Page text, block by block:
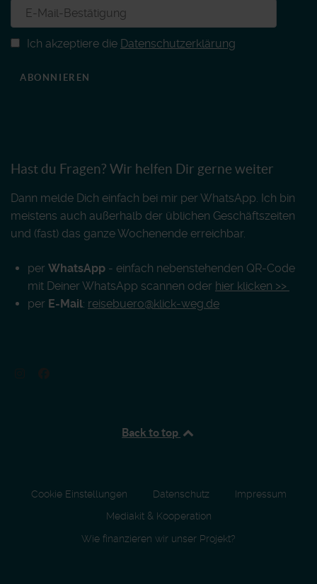
Ich akzeptiere die Datenschutzerklärung
ABONNIEREN
Hast du Fragen? Wir helfen Dir gerne weiter
Dann melde Dich einfach bei mir per WhatsApp. Ich bin
meistens auch außerhalb der üblichen Geschäftszeiten
und (fast) das ganze Wochenende erreichbar.
per WhatsApp - einfach nebenstehenden QR-Code
mit Deiner WhatsApp scannen oder hier klicken >>
per E-Mail: reisebuero@klick-weg.de
Back to top
Cookie Einstellungen Datenschutz
Impressum
Mediakit & Kooperation
Wie finanzieren wir unser Projekt?